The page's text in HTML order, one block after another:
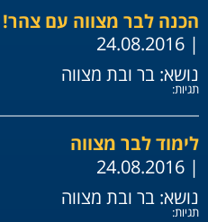
הכנה לבר מצווה עם צהר!
| 24.08.2016
נושא: בר ובת מצווה
תגיות:
לימוד לבר מצווה
| 24.08.2016
נושא: בר ובת מצווה
תגיות: